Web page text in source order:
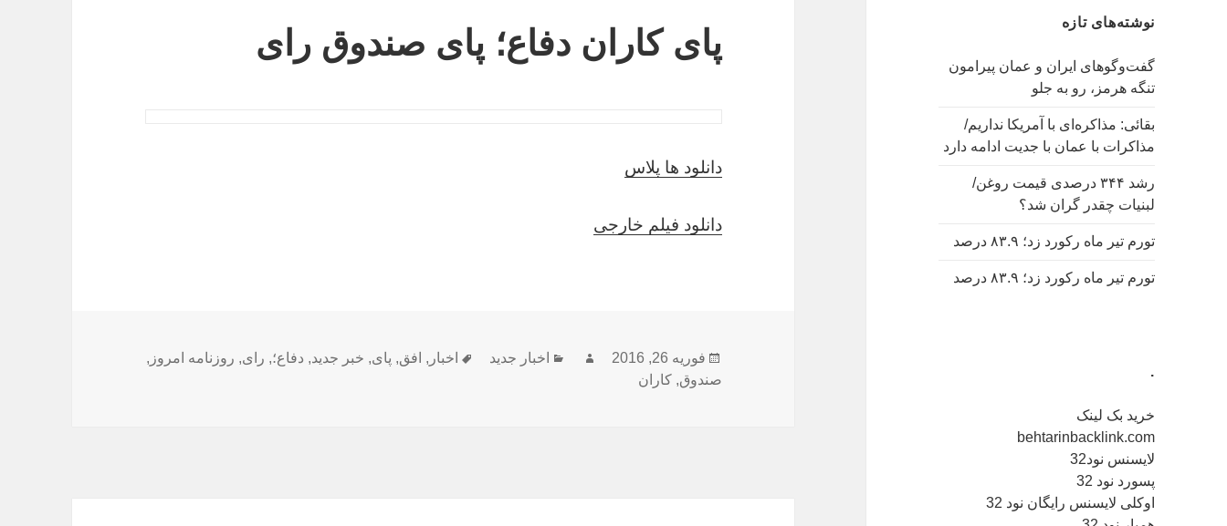
نوشته‌های تازه
گفت‌وگوهای ایران و عمان پیرامون
تنگه هرمز، رو به جلو
بقائی: مذاکره‌ای با آمریکا نداریم/
مذاکرات با عمان با جدیت ادامه دارد
رشد ۳۴۴ درصدی قیمت روغن/
لبنیات چقدر گران شد؟
تورم تیر ماه رکورد زد؛ ۸۳.۹ درصد
تورم تیر ماه رکورد زد؛ ۸۳.۹ درصد
.
خرید بک لینک
behtarinbacklink.com
لایسنس نود32
پسورد نود 32
اوکلی لایسنس رایگان نود 32
پای کاران دفاع؛ پای صندوق رای
دانلود ها پلاس
دانلود فیلم خارجی
ارسال
شده
فوریه 26, 2016 نویسندهدسته‌ها
اخبار جدید برچسب‌ها
اخبار , افق, پای, خبر جدید, دفاع؛, رای, روزنامه امروز ,
صندوق,کاران